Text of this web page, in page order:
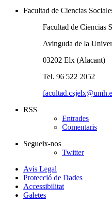
Facultad de Ciencias
Facultad de Ciencias
Avinguda de la
03202 Elx (Alacant)
Tel. 96 522 2052
RSS
Entrades
Comentaris
Segueix-nos
Twitter
Avís Legal
Protecció de Dades
Accessibilitat
Galetes